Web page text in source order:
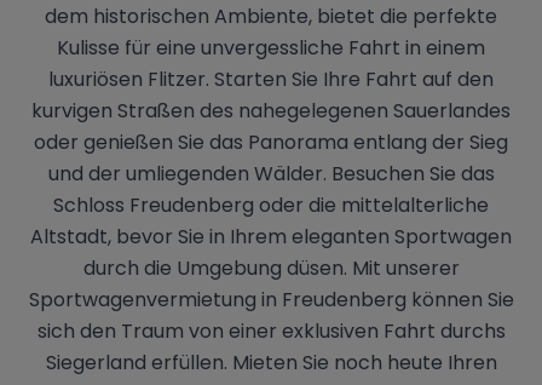
dem historischen Ambiente, bietet die perfekte
Kulisse für eine unvergessliche Fahrt in einem
luxuriösen Flitzer. Starten Sie Ihre Fahrt auf den
kurvigen Straßen des nahegelegenen Sauerlandes
oder genießen Sie das Panorama entlang der Sieg
und der umliegenden Wälder. Besuchen Sie das
Schloss Freudenberg oder die mittelalterliche
Altstadt, bevor Sie in Ihrem eleganten Sportwagen
durch die Umgebung düsen. Mit unserer
Sportwagenvermietung in Freudenberg können Sie
sich den Traum von einer exklusiven Fahrt durchs
Siegerland erfüllen. Mieten Sie noch heute Ihren